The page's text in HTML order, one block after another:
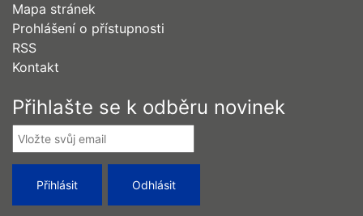
Mapa stránek
Prohlášení o přístupnosti
RSS
Kontakt
Přihlašte se k odběru novinek